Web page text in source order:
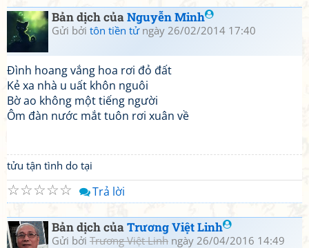
Bản dịch củaNguyễn Minh
Gửi bởi tôn tiền tửngày 26/02/2014 17:40
Đình hoang vắng hoa rơi đỏ đất
Kẻ xa nhà u uất khôn nguôi
Bờ ao không một tiếng người
Ôm đàn nước mắt tuôn rơi xuân về
tửu tận tình do tại
☆
☆
☆
☆
☆ Trả lời
Bản dịch củaTrương Việt Linh
Gửi bởi Trương Việt Linh ngày 26/04/2016 14:49